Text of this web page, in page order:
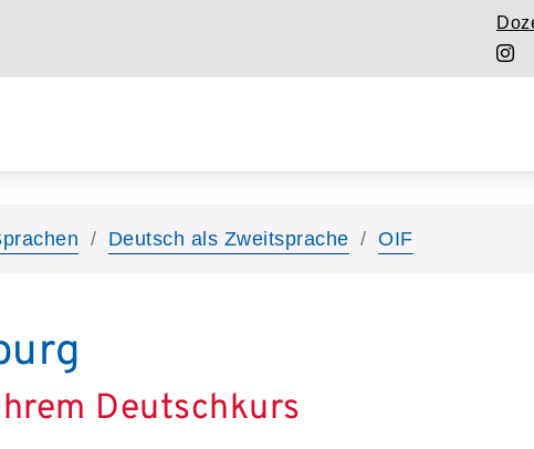
Deutsch als Zweitsprache OIF
Deutschkurs